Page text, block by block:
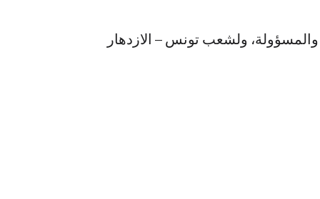
ولشعب تونس – الازدهار